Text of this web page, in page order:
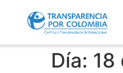
Día: 18